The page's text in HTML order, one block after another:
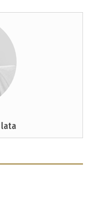
lata